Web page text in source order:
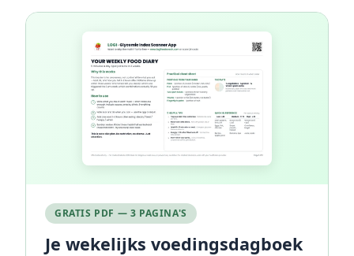
GRATIS PDF — 3 PAGINA'S
Je wekelijks voedingsdagboek